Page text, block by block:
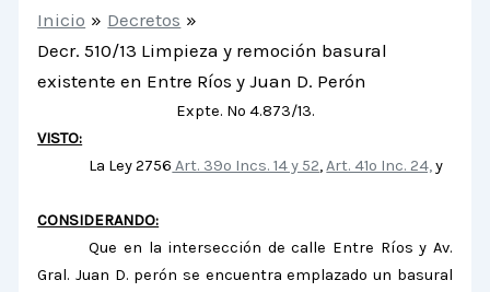
Inicio
Decretos
Decr. 510/13 Limpieza y remoción basural
existente en Entre Ríos y Juan D. Perón
Expte. Nº 4.873/13.
VISTO:
La Ley 2756 Art. 39º Incs. 14 y 52,Art. 41º Inc. 24,y
CONSIDERANDO:
Que en la intersección de calle Entre Ríos y Av.
Gral. Juan D. perón se encuentra emplazado un basural